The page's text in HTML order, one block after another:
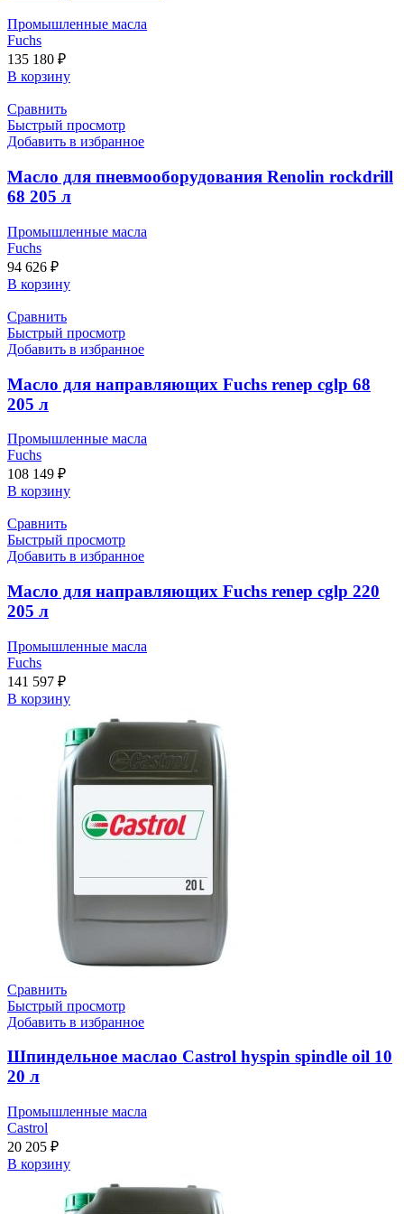
Промышленные масла
Fuchs
135 180 ₽
В корзину
Сравнить
Быстрый просмотр
Добавить в избранное
Масло для пневмооборудования Renolin rockdrill
68 205 л
Промышленные масла
Fuchs
94 626 ₽
В корзину
Сравнить
Быстрый просмотр
Добавить в избранное
Масло для направляющих Fuchs renep cglp 68
205 л
Промышленные масла
Fuchs
108 149 ₽
В корзину
Сравнить
Быстрый просмотр
Добавить в избранное
Масло для направляющих Fuchs renep cglp 220
205 л
Промышленные масла
Fuchs
141 597 ₽
В корзину
Сравнить
Быстрый просмотр
Добавить в избранное
Шпиндельное маслао Castrol hyspin spindle oil 10
20 л
Промышленные масла
Castrol
20 205 ₽
В корзину